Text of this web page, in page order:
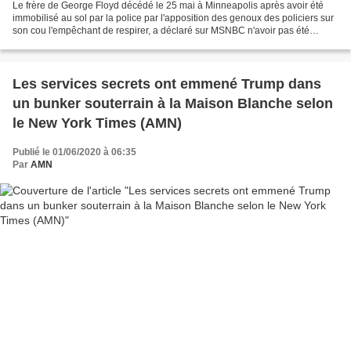
Le frère de George Floyd décédé le 25 mai à Minneapolis après avoir été
immobilisé au sol par la police par l'apposition des genoux des policiers sur
son cou l'empêchant de respirer, a déclaré sur MSNBC n'avoir pas été
Les services secrets ont emmené Trump dans
un bunker souterrain à la Maison Blanche selon
le New York Times (AMN)
Publié le 01/06/2020 à 06:35
Par AMN